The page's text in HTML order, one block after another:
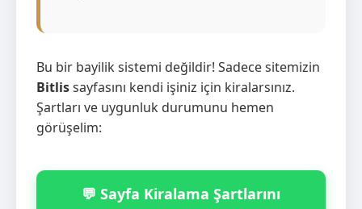
Bu bir bayilik sistemi değildir! Sadece sitemizin
Bitlissayfasını kendi işiniz için kiralarsınız.
Şartları ve uygunluk durumunu hemen
görüşelim:
💬 Sayfa Kiralama Şartlarını